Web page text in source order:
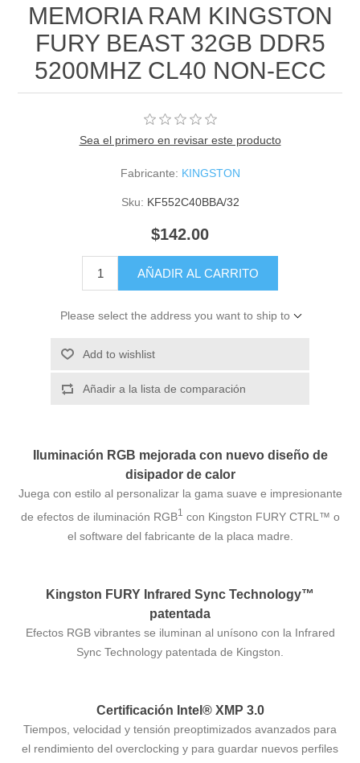
MEMORIA RAM KINGSTON
FURY BEAST 32GB DDR5
5200MHZ CL40 NON-ECC
Sea el primero en revisar este producto
Fabricante: KINGSTON
Sku: KF552C40BBA/32
$142.00
AÑADIR AL CARRITO
Please select the address you want to ship to
Add to wishlist
Añadir a la lista de comparación
Iluminación RGB mejorada con nuevo diseño de
disipador de calor
Juega con estilo al personalizar la gama suave e impresionante
de efectos de iluminación RGB1
con Kingston FURY CTRL™ o
el software del fabricante de la placa madre.
Kingston FURY Infrared Sync Technology™
patentada
Efectos RGB vibrantes se iluminan al unísono con la Infrared
Sync Technology patentada de Kingston.
Certificación Intel® XMP 3.0
Tiempos, velocidad y tensión preoptimizados avanzados para
el rendimiento del overclocking y para guardar nuevos perfiles